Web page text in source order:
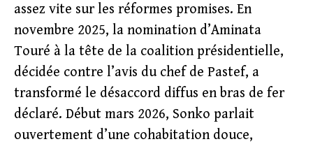
assez vite sur les réformes promises. En
novembre 2025, la nomination d’Aminata
Touré à la tête de la coalition présidentielle,
décidée contre l’avis du chef de Pastef, a
transformé le désaccord diffus en bras de fer
déclaré. Début mars 2026, Sonko parlait
ouvertement d’une cohabitation douce,